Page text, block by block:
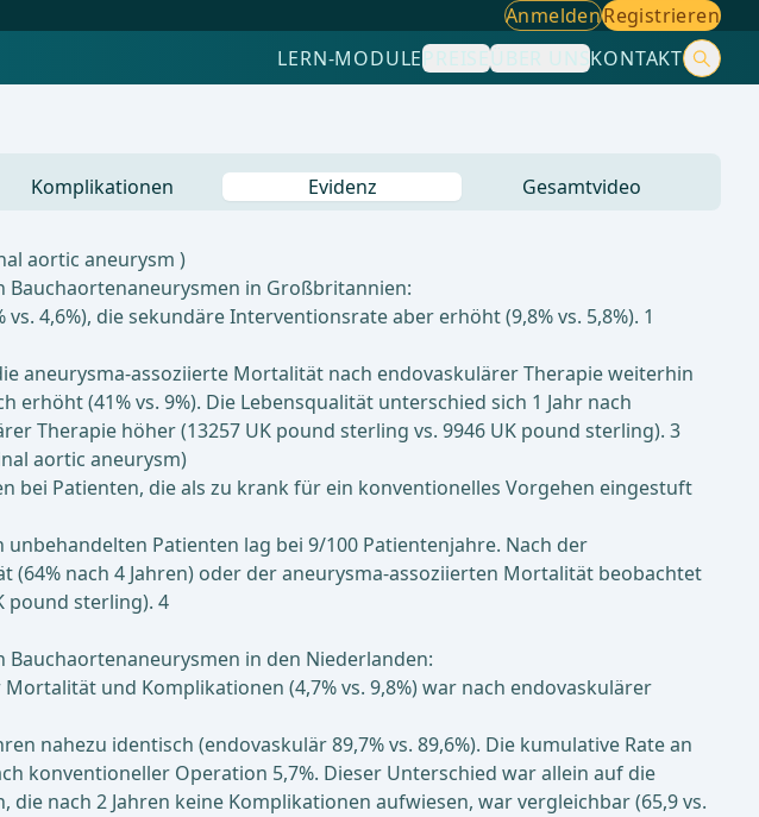
AnmeldenRegistrieren
LERN-MODULEPREISEÜBER UNSKONTAKT
Komplikationen Evidenz Gesamtvideo
aortic aneurysm )
Bauchaortenaneurysmen in Großbritannien:
4,6%), die sekundäre Interventionsrate aber erhöht (9,8% vs. 5,8%). 1
aneurysma-assoziierte Mortalität nach endovaskulärer Therapie weiterhin
(41% vs. 9%). Die Lebensqualität unterschied sich 1 Jahr nach
Therapie höher (13257 UK pound sterling vs. 9946 UK pound sterling). 3
aortic aneurysm)
bei Patienten, die als zu krank für ein konventionelles Vorgehen eingestuft
Patienten lag bei 9/100 Patientenjahre. Nach der
nach 4 Jahren) oder der aneurysma-assoziierten Mortalität beobachtet
pound sterling). 4
in den Niederlanden:
und Komplikationen (4,7% vs. 9,8%) war nach endovaskulärer
nahezu identisch (endovaskulär 89,7% vs. 89,6%). Die kumulative Rate an
konventioneller Operation 5,7%. Dieser Unterschied war allein auf die
nach 2 Jahren keine Komplikationen aufwiesen, war vergleichbar (65,9 vs.